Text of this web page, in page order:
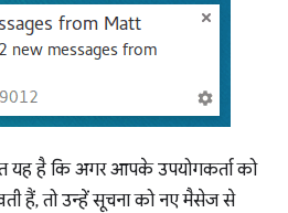
यह है कि अगर आपके उपयोगकर्ता को
हैं, तो उन्हें सूचना को नए मैसेज से